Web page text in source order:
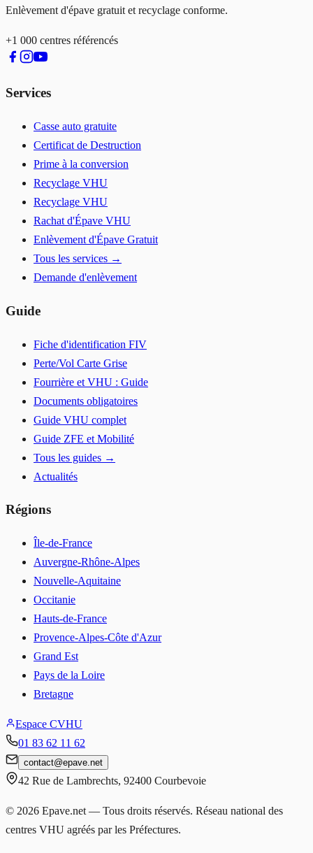
Enlèvement d'épave gratuit et recyclage conforme.
+1 000 centres référencés
Services
Casse auto gratuite
Certificat de Destruction
Prime à la conversion
Recyclage VHU
Recyclage VHU
Rachat d'Épave VHU
Enlèvement d'Épave Gratuit
Tous les services →
Demande d'enlèvement
Guide
Fiche d'identification FIV
Perte/Vol Carte Grise
Fourrière et VHU : Guide
Documents obligatoires
Guide VHU complet
Guide ZFE et Mobilité
Tous les guides →
Actualités
Régions
Île-de-France
Auvergne-Rhône-Alpes
Nouvelle-Aquitaine
Occitanie
Hauts-de-France
Provence-Alpes-Côte d'Azur
Grand Est
Pays de la Loire
Bretagne
Espace CVHU
01 83 62 11 62
contact@epave.net
42 Rue de Lambrechts, 92400 Courbevoie
© 2026 Epave.net — Tous droits réservés. Réseau national des
centres VHU agréés par les Préfectures.